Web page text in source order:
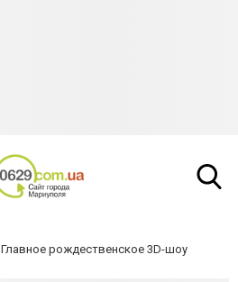
Главное рождественское 3D-шоу